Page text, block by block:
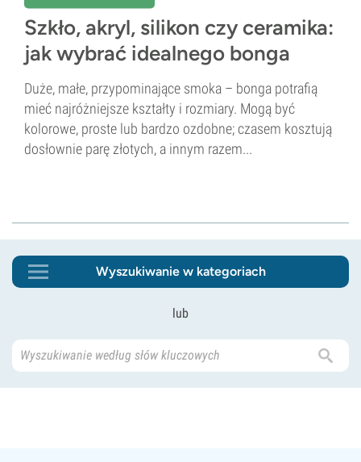
Szkło, akryl, silikon czy ceramika:
jak wybrać idealnego bonga
Duże, małe, przypominające smoka – bonga potrafią
mieć najróżniejsze kształty i rozmiary. Mogą być
kolorowe, proste lub bardzo ozdobne; czasem kosztują
dosłownie parę złotych, a innym razem...
Wyszukiwanie w kategoriach
lub